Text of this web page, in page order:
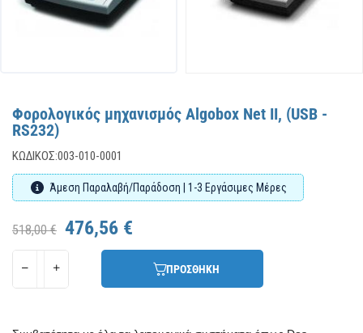
Φορολογικός μηχανισμός Algobox Net II, (USB -
RS232)
ΚΩΔΙΚΌΣ:003-010-0001
Άμεση Παραλαβή/Παράδοση | 1-3 Εργάσιμες Μέρες
518,00 € 476,56 €
ΠΡΟΣΘΗΚΗ